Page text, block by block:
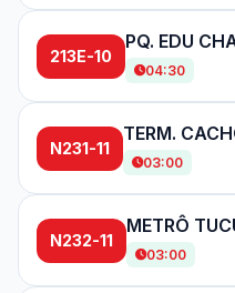
213E-10
04:30
N231-11
03:00
N232-11
03:00